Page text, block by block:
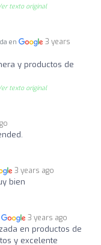
texto original
en
3 years
y productos de
texto original
3 years ago
bien
3 years ago
en productos de
y excelente